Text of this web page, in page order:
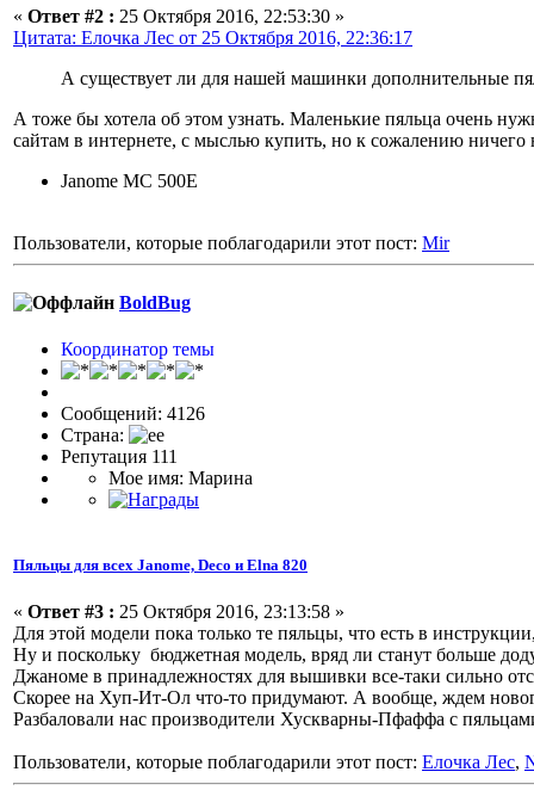
« Ответ #2 : 25 Октября 2016, 22:53:30 »
Цитата: Елочка Лес от 25 Октября 2016, 22:36:17
А существует ли для нашей машинки дополнительные
А тоже бы хотела об этом узнать. Маленькие пяльца очень
сайтам в интернете, с мыслью купить, но к сожалению ничего
Janome MC 500E
Пользователи, которые поблагодарили этот пост: Mir
BoldBug
Координатор темы
Сообщений: 4126
Страна:
Репутация 111
Мое имя: Марина
Пяльцы для всех Janome, Deco и Elna 820
« Ответ #3 : 25 Октября 2016, 23:13:58 »
Для этой модели пока только те пяльцы, что есть в
Ну и поскольку бюджетная модель, вряд ли станут больше
Джаноме в принадлежностях для вышивки все-таки сильно
Скорее на Хуп-Ит-Ол что-то придумают. А вообще, ждем
Разбаловали нас производители Хускварны-Пфаффа с
Пользователи, которые поблагодарили этот пост: Елочка Лес,